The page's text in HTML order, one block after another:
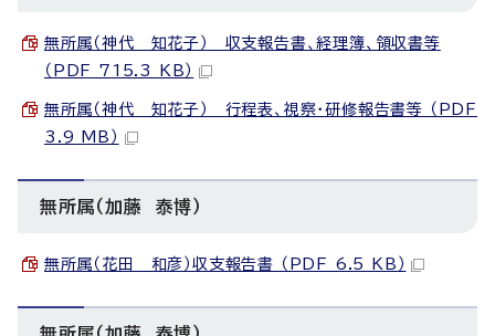
無所属（神代 知花子） 収支報告書、経理簿、領収書等
（PDF 715.3 KB）
無所属（神代 知花子） 行程表、視察・研修報告書等 （PDF
3.9 MB）
無所属（加藤 泰博）
無所属（花田 和彦）収支報告書 （PDF 6.5 KB）